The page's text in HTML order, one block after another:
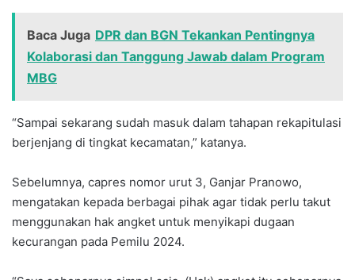
Baca Juga DPR dan BGN Tekankan Pentingnya
Kolaborasi dan Tanggung Jawab dalam Program
MBG‎
“Sampai sekarang sudah masuk dalam tahapan rekapitulasi
berjenjang di tingkat kecamatan,” katanya.
Sebelumnya, capres nomor urut 3, Ganjar Pranowo,
mengatakan kepada berbagai pihak agar tidak perlu takut
menggunakan hak angket untuk menyikapi dugaan
kecurangan pada Pemilu 2024.